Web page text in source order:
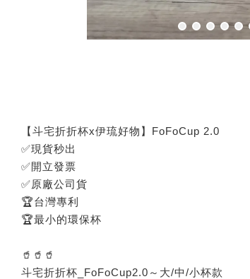
【斗宅折折杯x伊琉好物】FoFoCup 2.0
✅現貨秒出
✅開立發票
✅原廠公司貨
🏆台灣專利
🏆最小的環保杯
🥤🥤🥤
斗宅折折杯_FoFoCup2.0～大/中/小杯款